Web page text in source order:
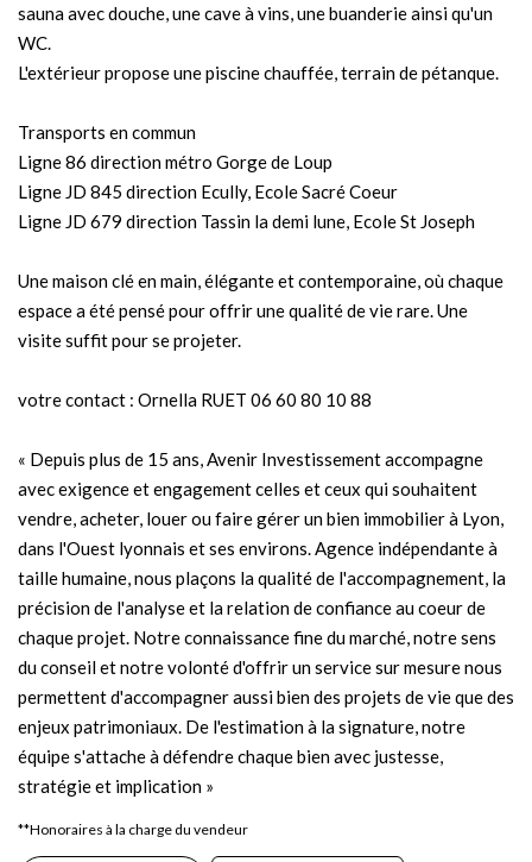
sauna avec douche, une cave à vins, une buanderie ainsi qu'un
WC.
L'extérieur propose une piscine chauffée, terrain de pétanque.
Transports en commun
Ligne 86 direction métro Gorge de Loup
Ligne JD 845 direction Ecully, Ecole Sacré Coeur
Ligne JD 679 direction Tassin la demi lune, Ecole St Joseph
Une maison clé en main, élégante et contemporaine, où chaque
espace a été pensé pour offrir une qualité de vie rare. Une
visite suffit pour se projeter.
votre contact : Ornella RUET 06 60 80 10 88
« Depuis plus de 15 ans, Avenir Investissement accompagne
avec exigence et engagement celles et ceux qui souhaitent
vendre, acheter, louer ou faire gérer un bien immobilier à Lyon,
dans l'Ouest lyonnais et ses environs. Agence indépendante à
taille humaine, nous plaçons la qualité de l'accompagnement, la
précision de l'analyse et la relation de confiance au coeur de
chaque projet. Notre connaissance fine du marché, notre sens
du conseil et notre volonté d'offrir un service sur mesure nous
permettent d'accompagner aussi bien des projets de vie que des
enjeux patrimoniaux. De l'estimation à la signature, notre
équipe s'attache à défendre chaque bien avec justesse,
stratégie et implication »
**Honoraires à la charge du vendeur